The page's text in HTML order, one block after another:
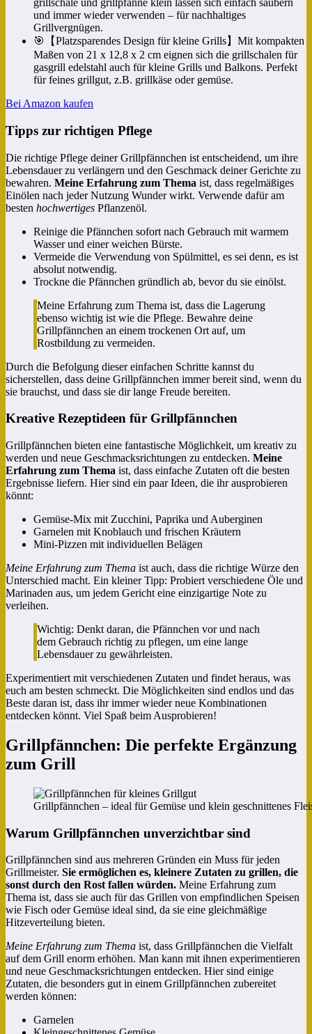
grillschale und grillpfanne klein lassen sich einfach säubern
und immer wieder verwenden – für nachhaltiges
Grillvergnügen.
🎯【Platzsparendes Design für kleine Grills】Mit kompakten
Maßen von 21 x 12,8 x 2 cm eignen sich die grillschalen für
gasgrill edelstahl auch für kleine Grills und Balkons. Perfekt
für feines grillgut, z.B. grillkäse oder gemüse.
Bei Amazon kaufen
Tipps zur richtigen Pflege
Die richtige Pflege deiner Grillpfännchen ist entscheidend, um ihre
Lebensdauer zu verlängern und den Geschmack deiner Gerichte zu
bewahren. Meine Erfahrung zum Thema ist, dass regelmäßiges
Einölen nach jeder Nutzung Wunder wirkt. Verwende dafür am
besten hochwertiges Pflanzenöl.
Reinige die Pfännchen sofort nach Gebrauch mit warmem
Wasser und einer weichen Bürste.
Vermeide die Verwendung von Spülmittel, es sei denn, es ist
absolut notwendig.
Trockne die Pfännchen gründlich ab, bevor du sie einölst.
Meine Erfahrung zum Thema ist, dass die Lagerung
ebenso wichtig ist wie die Pflege. Bewahre deine
Grillpfännchen an einem trockenen Ort auf, um
Rostbildung zu vermeiden.
Durch die Befolgung dieser einfachen Schritte kannst du
sicherstellen, dass deine Grillpfännchen immer bereit sind, wenn du
sie brauchst, und dass sie dir lange Freude bereiten.
Kreative Rezeptideen für Grillpfännchen
Grillpfännchen bieten eine fantastische Möglichkeit, um kreativ zu
werden und neue Geschmacksrichtungen zu entdecken. Meine
Erfahrung zum Thema ist, dass einfache Zutaten oft die besten
Ergebnisse liefern. Hier sind ein paar Ideen, die ihr ausprobieren
könnt:
Gemüse-Mix mit Zucchini, Paprika und Auberginen
Garnelen mit Knoblauch und frischen Kräutern
Mini-Pizzen mit individuellen Belägen
Meine Erfahrung zum Thema ist auch, dass die richtige Würze den
Unterschied macht. Ein kleiner Tipp: Probiert verschiedene Öle und
Marinaden aus, um jedem Gericht eine einzigartige Note zu
verleihen.
Wichtig: Denkt daran, die Pfännchen vor und nach
dem Gebrauch richtig zu pflegen, um eine lange
Lebensdauer zu gewährleisten.
Experimentiert mit verschiedenen Zutaten und findet heraus, was
euch am besten schmeckt. Die Möglichkeiten sind endlos und das
Beste daran ist, dass ihr immer wieder neue Kombinationen
entdecken könnt. Viel Spaß beim Ausprobieren!
Grillpfännchen: Die perfekte Ergänzung
zum Grill
Grillpfännchen – ideal für Gemüse und klein geschnittenes
Warum Grillpfännchen unverzichtbar sind
Grillpfännchen sind aus mehreren Gründen ein Muss für jeden
Grillmeister. Sie ermöglichen es, kleinere Zutaten zu grillen, die
sonst durch den Rost fallen würden. Meine Erfahrung zum
Thema ist, dass sie auch für das Grillen von empfindlichen Speisen
wie Fisch oder Gemüse ideal sind, da sie eine gleichmäßige
Hitzeverteilung bieten.
Meine Erfahrung zum Thema ist, dass Grillpfännchen die Vielfalt
auf dem Grill enorm erhöhen. Man kann mit ihnen experimentieren
und neue Geschmacksrichtungen entdecken. Hier sind einige
Zutaten, die besonders gut in einem Grillpfännchen zubereitet
werden können:
Garnelen